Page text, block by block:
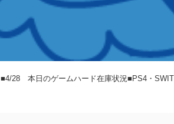
■4/28 本日のゲームハード在庫状況■PS4・